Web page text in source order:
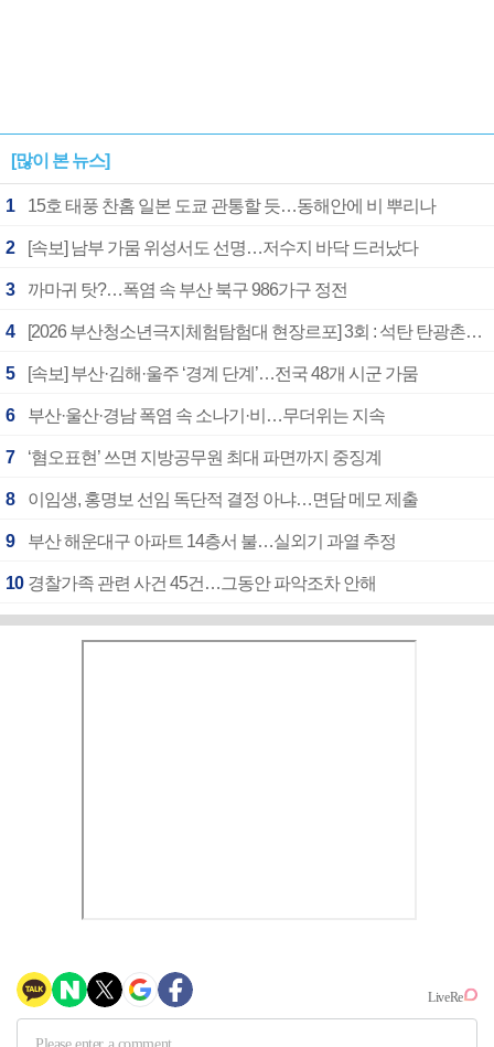
[많이 본 뉴스]
1 15호 태풍 찬홈 일본 도쿄 관통할 듯…동해안에 비 뿌리나
2 [속보] 남부 가뭄 위성서도 선명…저수지 바닥 드러났다
3 까마귀 탓?…폭염 속 부산 북구 986가구 정전
4 [2026 부산청소년극지체험탐험대 현장르포] 3회 : 석탄 탄광촌에서 북극 연구의 중심지로
5 [속보] 부산·김해·울주 ‘경계 단계’…전국 48개 시군 가뭄
6 부산·울산·경남 폭염 속 소나기·비…무더위는 지속
7 ‘혐오표현’ 쓰면 지방공무원 최대 파면까지 중징계
8 이임생, 홍명보 선임 독단적 결정 아냐…면담 메모 제출
9 부산 해운대구 아파트 14층서 불…실외기 과열 추정
10 경찰가족 관련 사건 45건…그동안 파악조차 안해